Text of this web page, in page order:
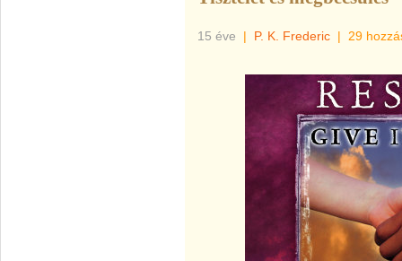
15 éve | P. K. Frederic | 29